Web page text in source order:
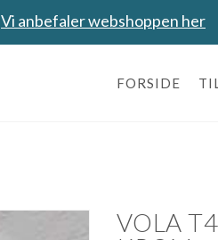
Vi anbefaler webshoppen her
FORSIDE
VOLA